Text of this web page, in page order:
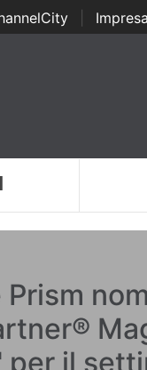
Prism
per il